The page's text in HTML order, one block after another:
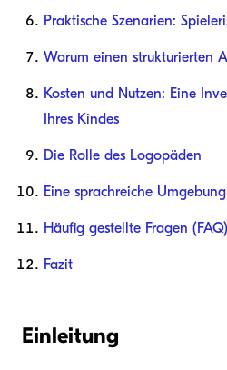
Praktische Szenarien:
Warum einen strukturierten
Kosten und Nutzen: Eine
Ihres Kindes
Die Rolle des Logopäden
Eine sprachreiche
Häufig gestellte Fragen (FAQ)
Fazit
Einleitung